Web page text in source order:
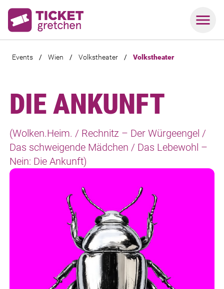
Events / Wien / Volkstheater / Volkstheater
DIE ANKUNFT
(Wolken.Heim. / Rechnitz – Der Würgeengel /
Das schweigende Mädchen / Das Lebewohl –
Nein: Die Ankunft)